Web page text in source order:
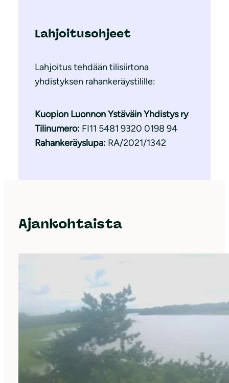
Lahjoitusohjeet
Lahjoitus tehdään tilisiirtona
yhdistyksen rahankeräystilille:
Kuopion Luonnon Ystäväin Yhdistys ry
Tilinumero: FI11 5481 9320 0198 94
Rahankeräyslupa: RA/2021/1342
Ajankohtaista